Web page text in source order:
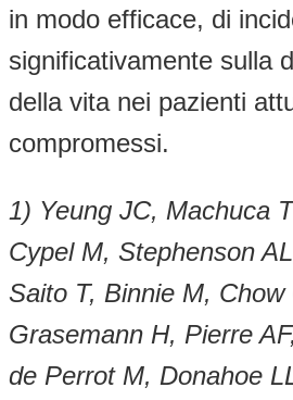
in modo efficace, di
significativamente sulla
della vita nei pazienti
compromessi.
1) Yeung JC, Machuca
Cypel M, Stephenson
Saito T, Binnie M, Chow
Grasemann H, Pierre
de Perrot M, Donahoe